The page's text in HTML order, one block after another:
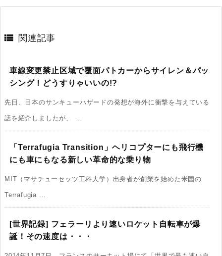
 関連記事
車線変更禁止区域で覆面パトカーからサイレン＆パッ
シング！どうすりゃいいの!?
先日、日本のサンキューハザードの発想が海外に衝撃を与えている
話を紹介しましたが、 ...
「Terrafugia Transition」ヘリコプターにも飛行機
にも車にもなる新しい革命的な乗り物
MIT（マサチューセッツ工科大学）出身者が創業を始めた米国の
Terrafugia ...
[世界記録] フェラーリより速いロケット自転車が爆
誕！その速度は・・・